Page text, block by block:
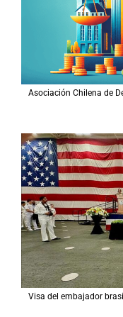
Asociación Chilena de
Visa del embajador